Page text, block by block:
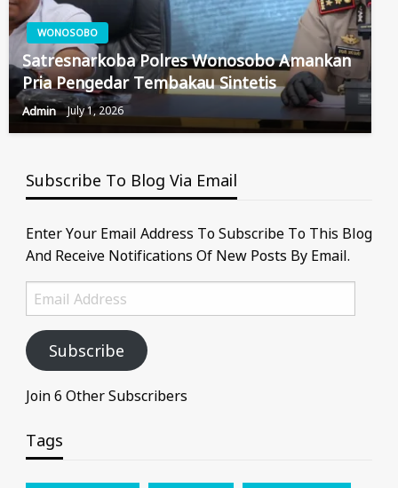
WONOSOBO
Satresnarkoba Polres Wonosobo Amankan
Pria Pengedar Tembakau Sintetis
Admin July 1, 2026
Subscribe To Blog Via Email
Enter Your Email Address To Subscribe To This Blog
And Receive Notifications Of New Posts By Email.
Email
Address
Subscribe
Join 6 Other Subscribers
Tags